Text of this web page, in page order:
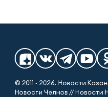
© 2011 - 2026. Новости
Новости Челнов // Новости